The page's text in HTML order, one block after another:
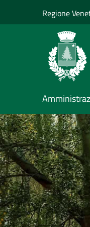
Regione